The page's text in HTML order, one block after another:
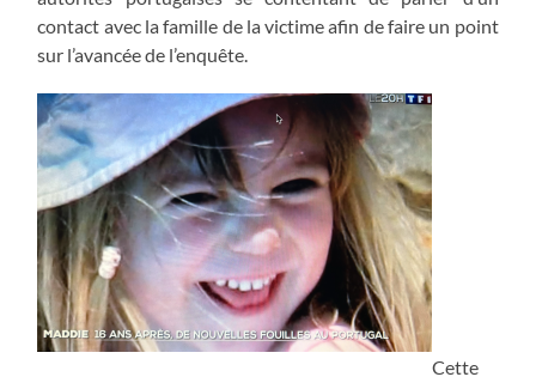
contact avec la famille de la victime afin de faire un point
sur l’avancée de l’enquête.
Cette